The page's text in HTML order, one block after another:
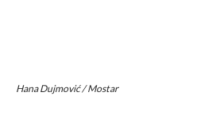
Hana Dujmović / Mostar